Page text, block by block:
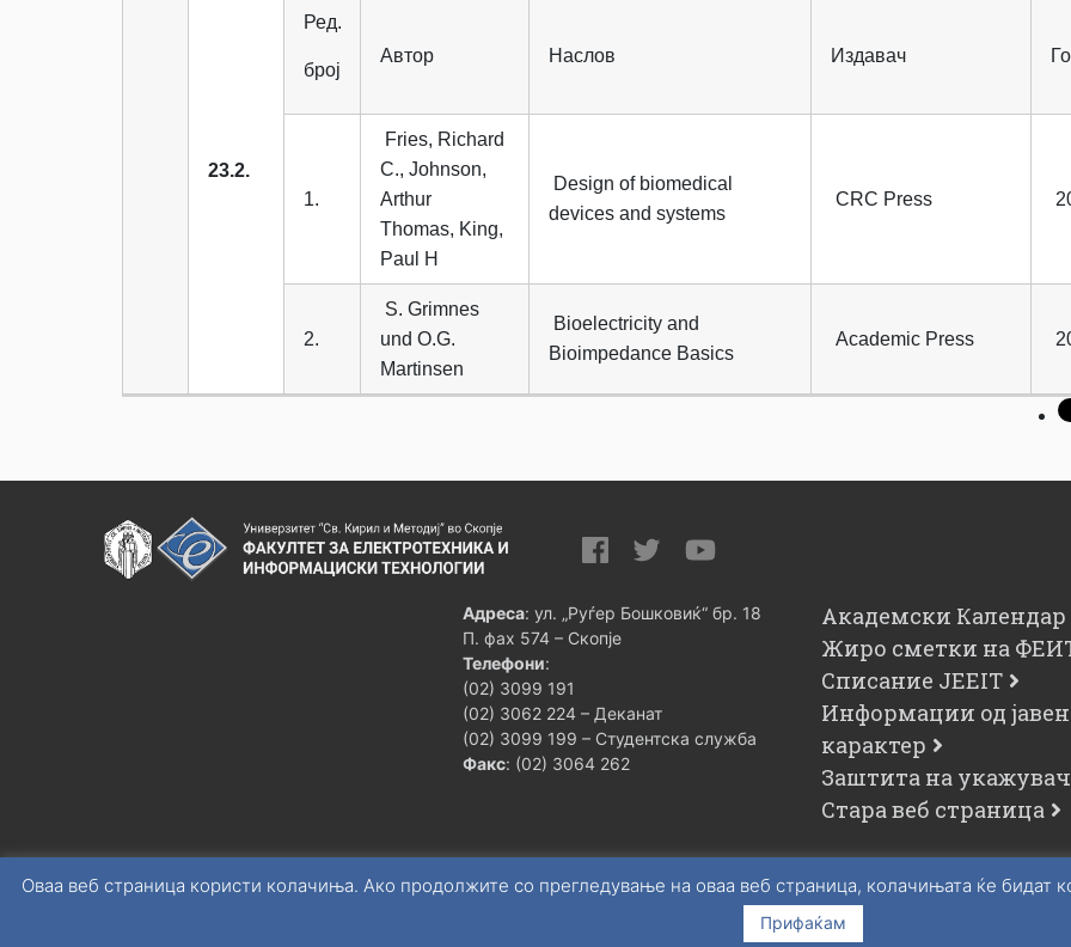
23.2.
Ред.
број
Автор Наслов Издавач
1.
Fries, Richard
C., Johnson,
Arthur
Thomas, King,
Paul H
Design of biomedical
devices and systems
CRC Press
2.
S. Grimnes
und O.G.
Martinsen
Bioelectricity and
Bioimpedance Basics
Academic Press
Адреса: ул. „Руѓер Бошковиќ“ бр. 18
П. фах 574 – Скопје
Телефони:
(02) 3099 191
(02) 3062 224 – Деканат
(02) 3099 199 – Студентска служба
Факс: (02) 3064 262
Академски Календар
Жиро сметки на
Списание JEEIT
Информации од јавен
карактер
Заштита на
Стара веб страница
Оваа веб страница користи колачиња. Ако продолжите со прегледување на оваа веб страница, колачињата ќе бидат
Прифаќам